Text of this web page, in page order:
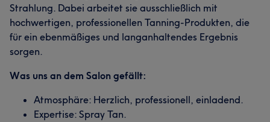
Strahlung. Dabei arbeitet sie ausschließlich mit
hochwertigen, professionellen Tanning-Produkten, die
für ein ebenmäßiges und langanhaltendes Ergebnis
sorgen.
Was uns an dem Salon gefällt:
Atmosphäre: Herzlich, professionell, einladend.
Expertise: Spray Tan.